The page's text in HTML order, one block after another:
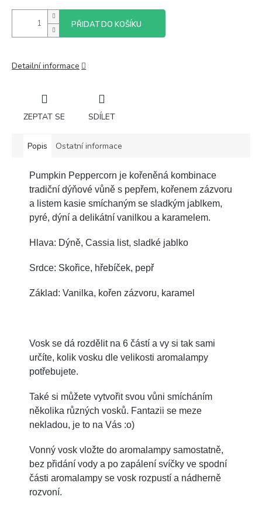
PŘIDAT DO KOŠÍKU
Detailní informace
ZEPTAT SE SDÍLET
Popis Ostatní informace
Pumpkin Peppercorn je kořeněná kombinace
tradiční dýňové vůně s pepřem, kořenem zázvoru
a listem kasie smíchaným se sladkým jablkem,
pyré, dýní a delikátní vanilkou a karamelem.
Hlava: Dýně, Cassia list, sladké jablko
Srdce: Skořice, hřebíček, pepř
Základ: Vanilka, kořen zázvoru, karamel
Vosk se dá rozdělit na 6 částí a vy si tak sami
určíte, kolik vosku dle velikosti aromalampy
potřebujete.
Také si můžete vytvořit svou vůni smícháním
několika různých vosků. Fantazii se meze
nekladou, je to na Vás :o)
Vonný vosk vložte do aromalampy samostatně,
bez přidání vody a po zapálení svíčky ve spodní
části aromalampy se vosk rozpustí a nádherně
rozvoní.